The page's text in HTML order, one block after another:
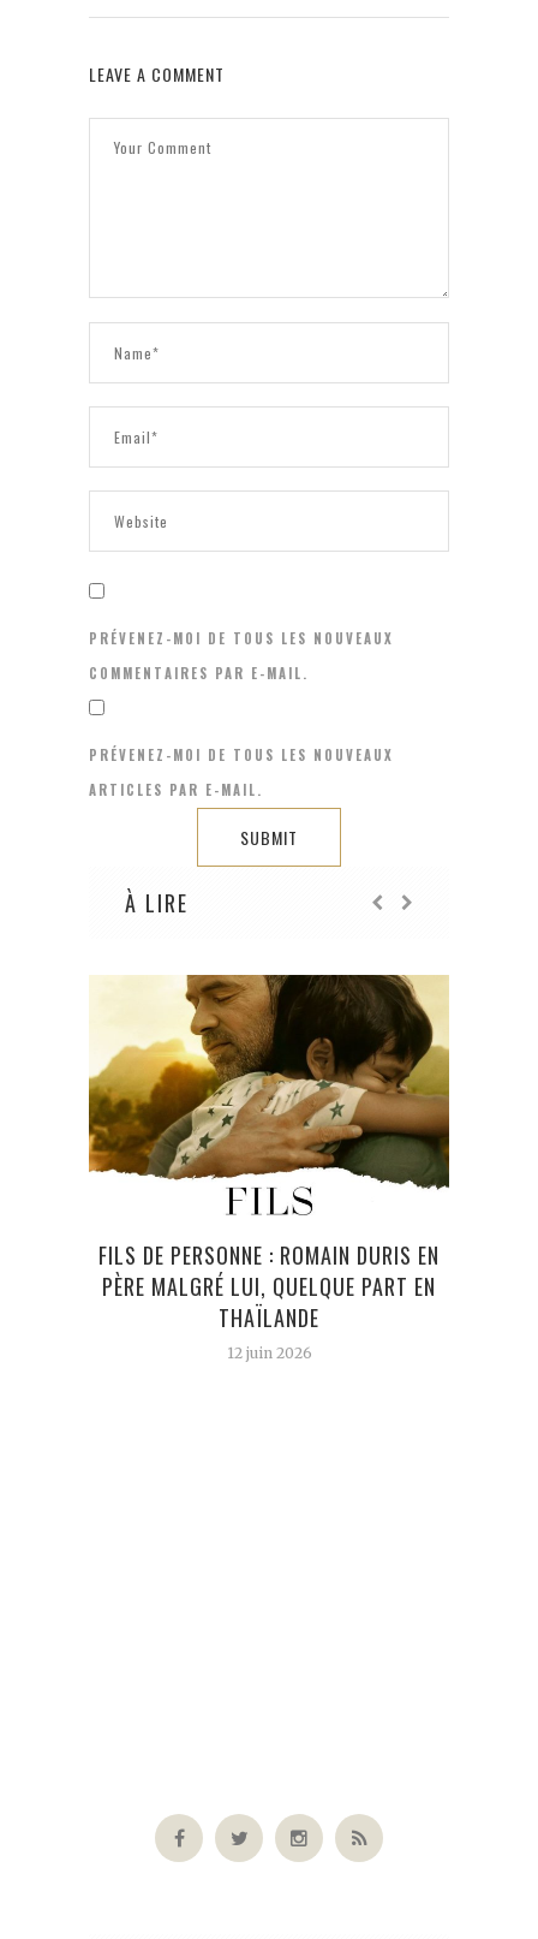
LEAVE A COMMENT
PRÉVENEZ-MOI DE TOUS LES NOUVEAUX
COMMENTAIRES PAR E-MAIL.
PRÉVENEZ-MOI DE TOUS LES NOUVEAUX
ARTICLES PAR E-MAIL.
À LIRE
FILS DE PERSONNE : ROMAIN DURIS EN
PÈRE MALGRÉ LUI, QUELQUE PART EN
THAÏLANDE
12 juin 2026